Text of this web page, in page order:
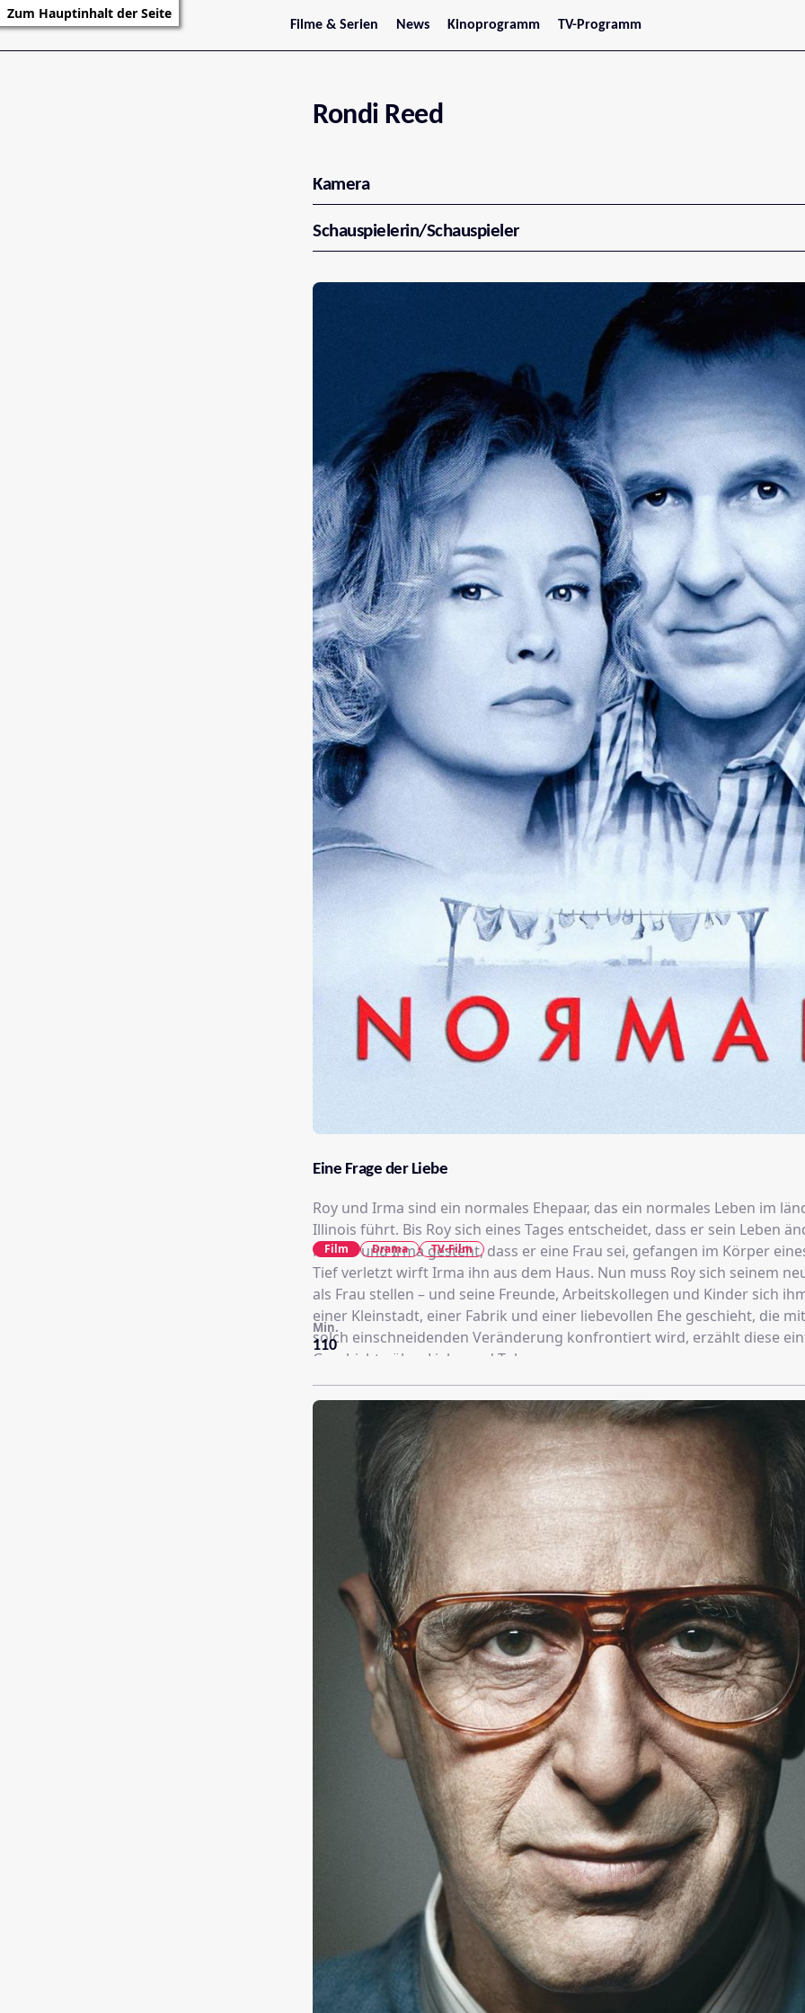
Zum Hauptinhalt der Seite
Filme & Serien
Trailer
Serienarchiv
News
Stars
Kinoprogramm
Jetzt im Kino
Tirol
Vorarlberg
TV-Programm
Rondi Reed
Kamera
Schauspielerin/Schauspieler
Eine Frage der Liebe
Roy und Irma sind ein normales Ehepaar, das ein normales Leben im
Illinois führt. Bis Roy sich eines Tages entscheidet, dass er sein Leben
müsse und Irma gesteht, dass er eine Frau sei, gefangen im Körper
Tief verletzt wirft Irma ihn aus dem Haus. Nun muss Roy sich seinem
als Frau stellen – und seine Freunde, Arbeitskollegen und Kinder sich
einer Kleinstadt, einer Fabrik und einer liebevollen Ehe geschieht, die
solch einschneidenden Veränderung konfrontiert wird, erzählt diese
Geschichte über Liebe und Toleranz.
110
Min.
Film Drama TV-Film